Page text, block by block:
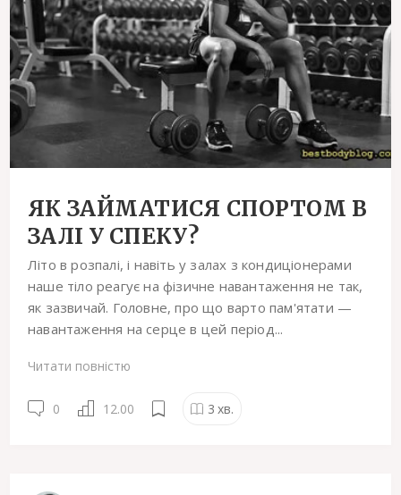
ЯК ЗАЙМАТИСЯ СПОРТОМ В
ЗАЛІ У СПЕКУ?
Літо в розпалі, і навіть у залах з кондиціонерами
наше тіло реагує на фізичне навантаження не так,
як зазвичай. Головне, про що варто пам'ятати —
навантаження на серце в цей період...
Читати повністю
0 12.00 3 хв.